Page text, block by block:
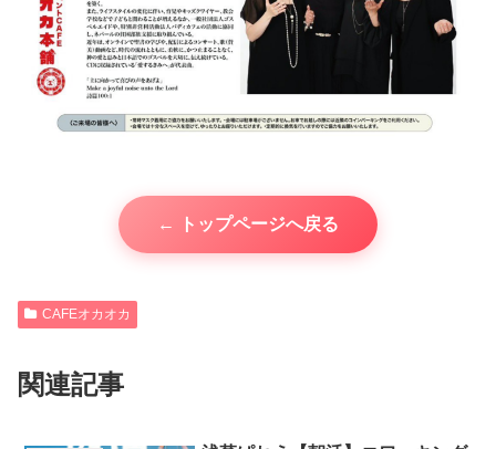
← トップページへ戻る
CAFEオカオカ
関連記事